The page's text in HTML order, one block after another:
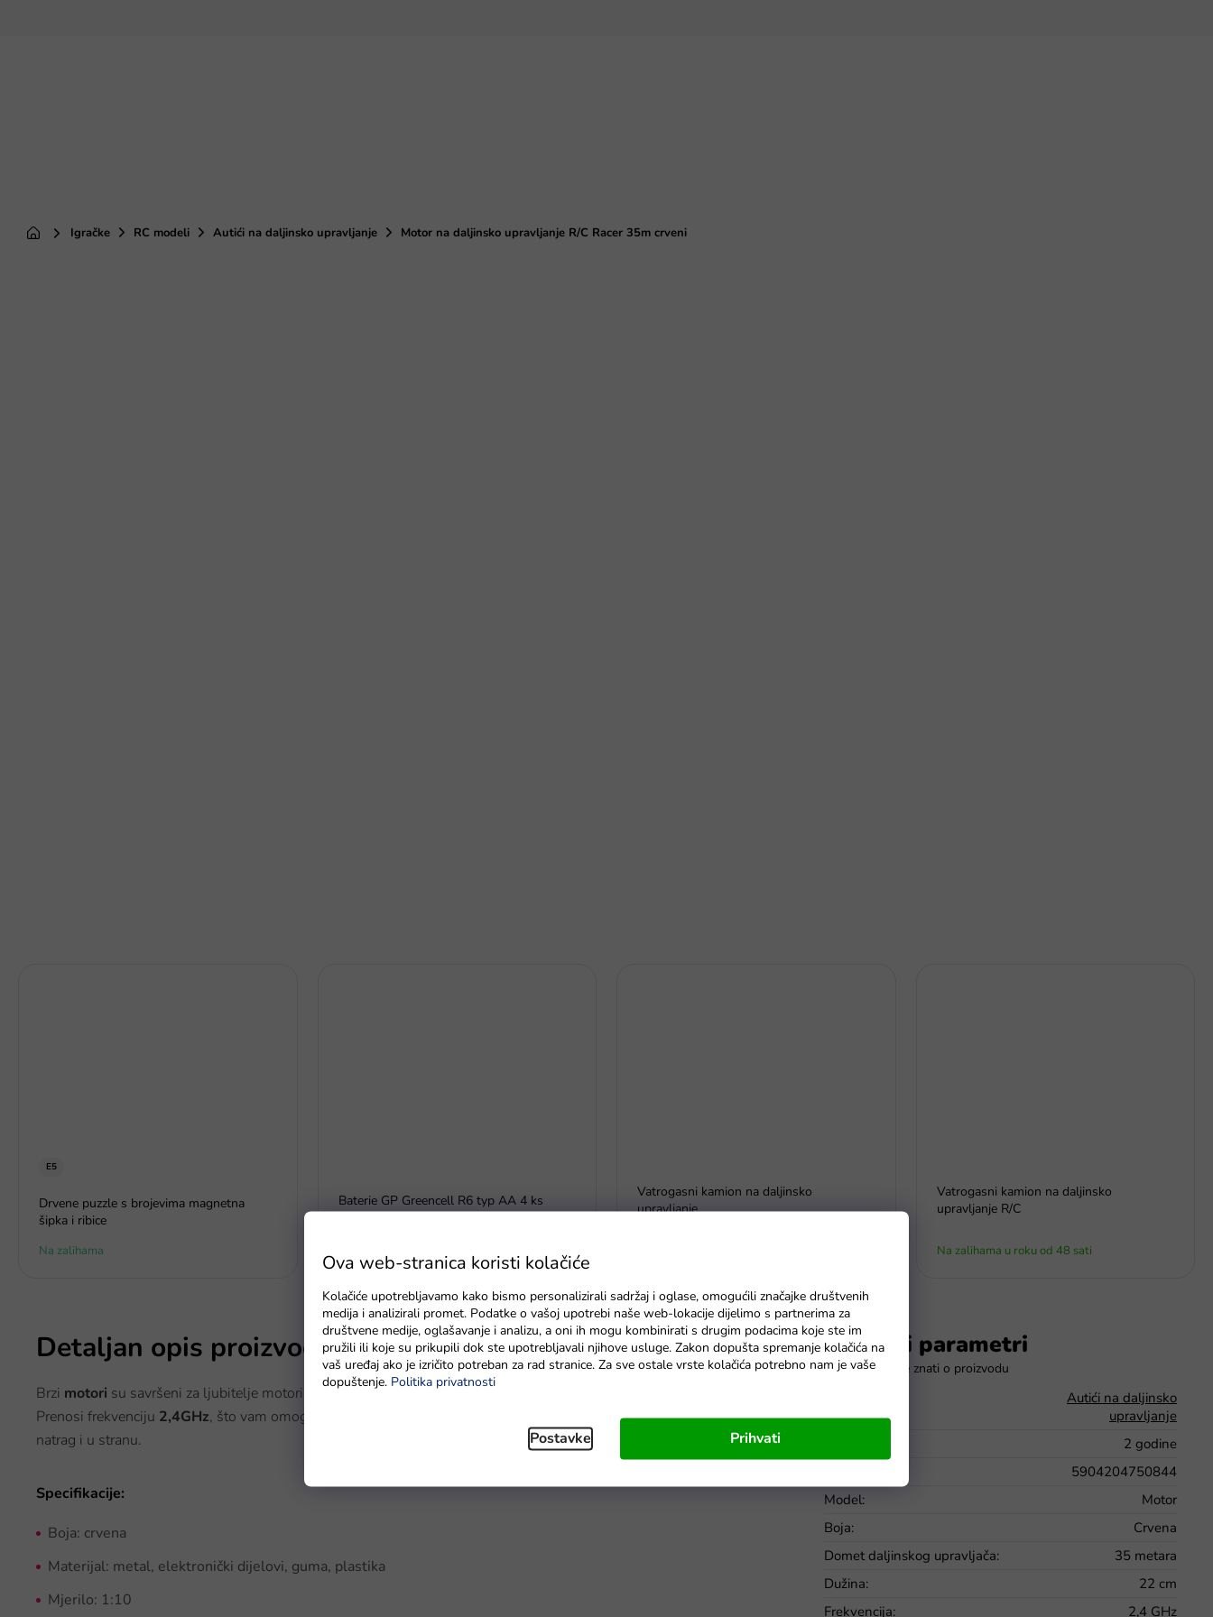
Ova web-stranica koristi kolačiće
Kolačiće upotrebljavamo kako bismo personalizirali sadržaj i oglase, omogućili značajke društvenih
medija i analizirali promet. Podatke o vašoj upotrebi naše web-lokacije dijelimo s partnerima za
društvene medije, oglašavanje i analizu, a oni ih mogu kombinirati s drugim podacima koje ste im
pružili ili koje su prikupili dok ste upotrebljavali njihove usluge. Zakon dopušta spremanje kolačića na
vaš uređaj ako je izričito potreban za rad stranice. Za sve ostale vrste kolačića potrebno nam je vaše
dopuštenje. Politika privatnosti
Postavke Prihvati
PočetnaIgračke RC modeli Autići na daljinsko upravljanje Motor na daljinsko upravljanje R/C Racer 35m crveni
E5
Drvene puzzle s brojevima magnetna
šipka i ribice
Na zalihama
Baterie GP Greencell R6 typ AA 4 ks
Vatrogasni kamion na daljinsko
upravljanje
Vatrogasni kamion na daljinsko
upravljanje R/C
Na zalihama u roku od 48 sati
Detaljan opis proizvoda
Brzi motori su savršeni za ljubitelje motorizacije i ekstremne vožnje.
Prenosi frekvenciju 2,4GHz, što vam omogućava natjecanje u većoj skupini bez smetnji. Možete ga upravljati naprijed,
natrag i u stranu.
Specifikacije:
Boja: crvena
Materijal: metal, elektronički dijelovi, guma, plastika
Mjerilo: 1:10
Dodatni parametri
Autići na daljinsko
upravljanje
2 godine
5904204750844
Model:
Motor
Boja:
Crvena
Domet daljinskog upravljača:
35 metara
Dužina:
22 cm
Frekvencija: 2,4 GHz